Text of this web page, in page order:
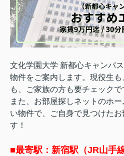
文化学園大学 新都心キャンパス
物件をご案内します。 現役生も
も、ご家族の方も要チェックで
また、お部屋探しネットのホ
い物件で、ご自身で見つけた
す！
■最寄駅：新宿駅（JR山手